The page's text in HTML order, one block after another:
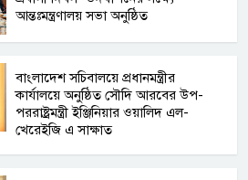
আন্তঃমন্ত্রণালয় সভা অনুষ্ঠিত
বাংলাদেশ সচিবালয়ে প্রধানমন্ত্রীর
কার্যালয়ে অনুষ্ঠিত সৌদি আরবের উপ-
পররাষ্ট্রমন্ত্রী ইঞ্জিনিয়ার ওয়ালিদ এল-
খেরেইজি এ সাক্ষাত